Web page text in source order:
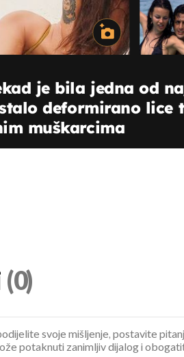
je bila jedna od
deformirano lice
muškarcima
(0)
svoje mišljenje, postavite
potaknuti zanimljiv dijalog i